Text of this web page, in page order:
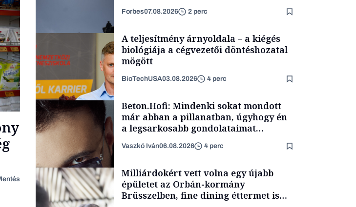
Forbes07.08.2026 2 perc
Content Lab HUB
A teljesítmény árnyoldala – a kiégés
biológiája a cégvezetői döntéshozatal
mögött
BioTechUSA03.08.2026 4 perc
Beton.Hofi: Mindenki sokat mondott
már abban a pillanatban, úgyhogy én
a legsarkosabb gondolataimat
Vaszkó Iván06.08.2026 4 perc
Milliárdokért vett volna egy újabb
épületet az Orbán-kormány
Brüsszelben, fine dining éttermet is